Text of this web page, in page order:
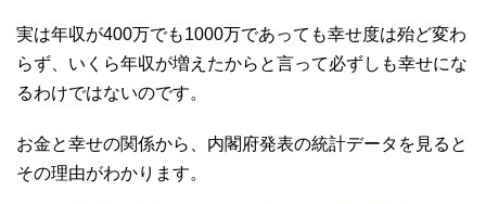
実は年収が400万でも1000万であっても幸せ度は殆ど変わ
らず、いくら年収が増えたからと言って必ずしも幸せにな
るわけではないのです。
お金と幸せの関係から、内閣府発表の統計データを見ると
その理由がわかります。